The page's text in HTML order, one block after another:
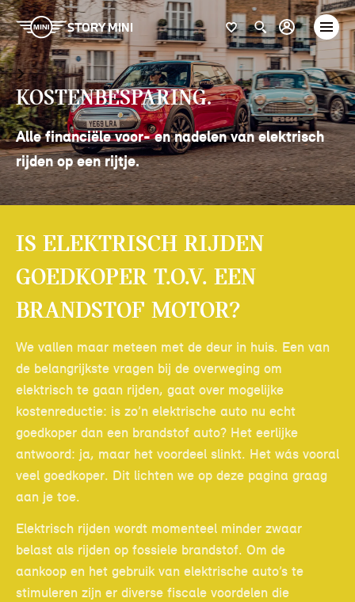
STORY MINI
Kostenbesparing.
Alle financiële voor- en nadelen van elektrisch
rijden op een rijtje.
Is elektrisch rijden
goedkoper t.o.v. een
brandstof motor?
We vallen maar meteen met de deur in huis. Een van
de belangrijkste vragen bij de overweging om
elektrisch te gaan rijden, gaat over mogelijke
kostenreductie: is zo’n elektrische auto nu echt
goedkoper dan een brandstof auto? Het eerlijke
antwoord: ja, maar het voordeel slinkt. Het wás vooral
veel goedkoper. Dit lichten we op deze pagina graag
aan je toe.
Elektrisch rijden wordt momenteel minder zwaar
belast als rijden op fossiele brandstof. Om de
aankoop en het gebruik van elektrische auto’s te
stimuleren zijn er diverse fiscale voordelen die